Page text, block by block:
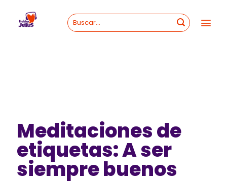
content
Meditaciones de
etiquetas: A ser
siempre buenos